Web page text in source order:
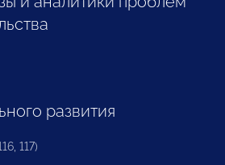
развития
117)